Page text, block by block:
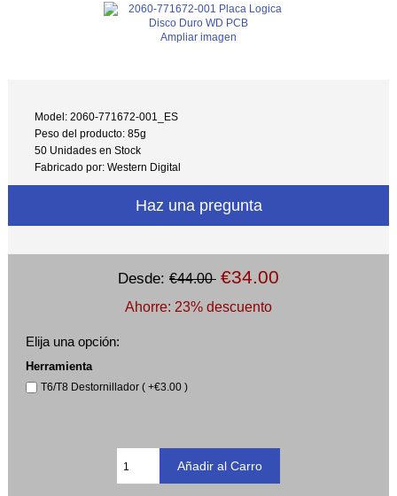
Ampliar imagen
Model: 2060-771672-001_ES
Peso del producto: 85g
50 Unidades en Stock
Fabricado por: Western Digital
Haz una pregunta
Desde: €44.00 €34.00
Ahorre: 23% descuento
Elija una opción:
Herramienta
T6/T8 Destornillador ( +€3.00 )